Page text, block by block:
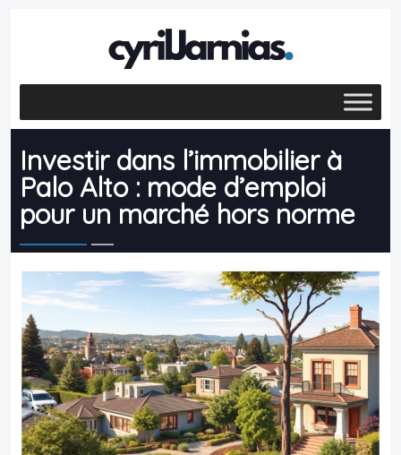
Investir dans l’immobilier à
Palo Alto : mode d’emploi
pour un marché hors norme